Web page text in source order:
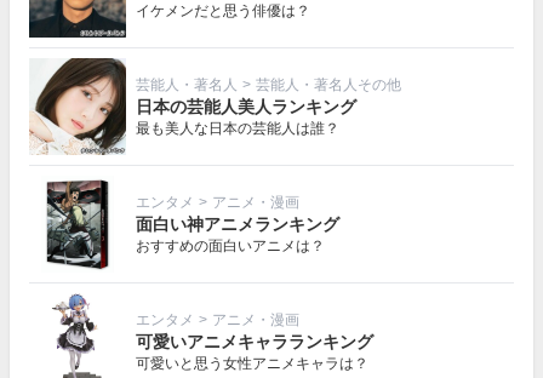
イケメンだと思う俳優は？
芸能人・著名人 > 芸能人・著名人その他
日本の芸能人美人ランキング
最も美人な日本の芸能人は誰？
エンタメ > アニメ・漫画
面白い神アニメランキング
おすすめの面白いアニメは？
エンタメ > アニメ・漫画
可愛いアニメキャラランキング
可愛いと思う女性アニメキャラは？